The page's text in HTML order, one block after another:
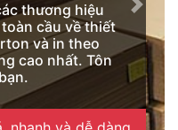
thương hiệu
cầu về thiết
và in theo
cao nhất. Tôn
Next